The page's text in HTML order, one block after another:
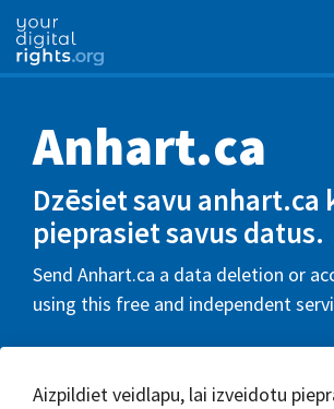
Anhart.ca
Dzēsiet savu anhart.ca
pieprasiet savus datus.
Send Anhart.ca a data deletion or
using this free and independent
Aizpildiet veidlapu, lai izveidotu